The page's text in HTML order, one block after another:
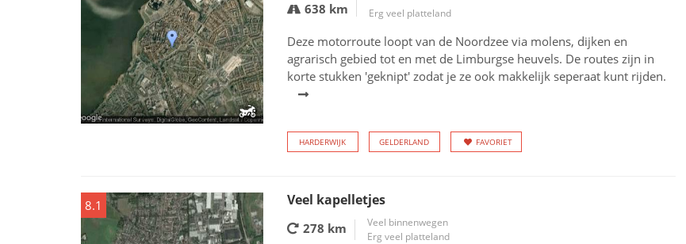
638 km Erg veel platteland
Deze motorroute loopt van de Noordzee via molens, dijken en
agrarisch gebied tot en met de Limburgse heuvels. De routes zijn in
korte stukken 'geknipt' zodat je ze ook makkelijk seperaat kunt rijden.
HARDERWIJK GELDERLAND FAVORIET
8.1 Veel kapelletjes
278 km
Veel binnenwegen
Erg veel platteland